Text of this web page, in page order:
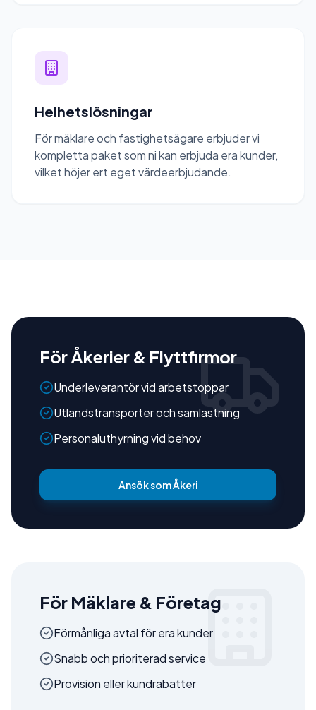
Helhetslösningar
För mäklare och fastighetsägare erbjuder vi
kompletta paket som ni kan erbjuda era kunder,
vilket höjer ert eget värdeerbjudande.
För Åkerier & Flyttfirmor
Underleverantör vid arbetstoppar
Utlandstransporter och samlastning
Personaluthyrning vid behov
Ansök som Åkeri
För Mäklare & Företag
Förmånliga avtal för era kunder
Snabb och prioriterad service
Provision eller kundrabatter